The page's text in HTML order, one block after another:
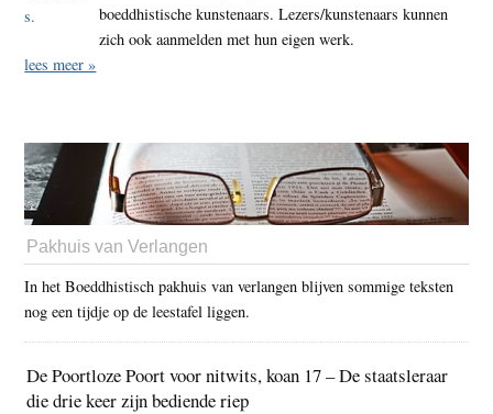
boeddhistische kunstenaars. Lezers/kunstenaars kunnen
zich ook aanmelden met hun eigen werk.
lees meer »
Pakhuis van Verlangen
In het Boeddhistisch pakhuis van verlangen blijven sommige teksten
nog een tijdje op de leestafel liggen.
De Poortloze Poort voor nitwits, koan 17 – De staatsleraar
die drie keer zijn bediende riep